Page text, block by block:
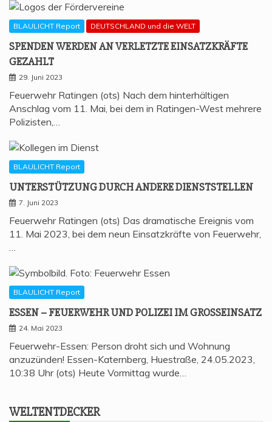
BLAULICHT Report DEUTSCHLAND und die WELT
SPEN­DEN WER­DEN AN VER­LETZ­TE EIN­SATZ­KRÄF­TE
GEZAHLT
29. Juni 2023
Feuerwehr Ratingen (ots) Nach dem hinterhältigen
Anschlag vom 11. Mai, bei dem in Ratingen-West mehrere
Polizisten,…
BLAULICHT Report
UNTER­STÜT­ZUNG DURCH ANDE­RE DIENSTSTELLEN
7. Juni 2023
Feuerwehr Ratingen (ots) Das dramatische Ereignis vom
11. Mai 2023, bei dem neun Einsatzkräfte von Feuerwehr,
…
BLAULICHT Report
ESSEN – FEU­ER­WEHR UND POLI­ZEI IM GROSSEINSATZ
24. Mai 2023
Feuerwehr-Essen: Person droht sich und Wohnung
anzuzünden! Essen-Katernberg, Huestraße, 24.05.2023,
10:38 Uhr (ots) Heute Vormittag wurde…
WELT­ENT­DE­CKER